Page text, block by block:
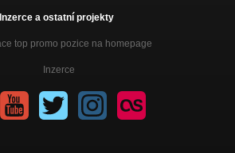
Inzerce a ostatní projekty
top promo pozice na homepage
Inzerce